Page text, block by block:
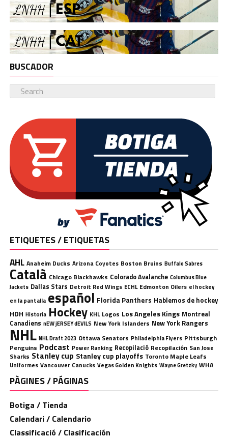
BUSCADOR
ETIQUETES / ETIQUETAS
AHL Anaheim Ducks Arizona Coyotes Boston Bruins Buffalo Sabres
Català Chicago Blackhawks Colorado Avalanche Columbus Blue
Jackets Dallas Stars Detroit Red Wings ECHL Edmonton Oilers el hockey
en la pantalla español Florida Panthers Hablemos de hockey
HDH Historia Hockey KHL Logos Los Angeles Kings Montreal
Canadiens nEW jERSEY dEVILS New York Islanders New York Rangers
NHL NHL Draft 2023 Ottawa Senators Philadelphia Flyers Pittsburgh
Penguins Podcast Power Ranking Recopilació Recopilación San Jose
Sharks Stanley cup Stanley cup playoffs Toronto Maple Leafs
Uniformes Vancouver Canucks Vegas Golden Knights Wayne Gretzky WHA
PÀGINES / PÁGINAS
Botiga / Tienda
Calendari / Calendario
Classificació / Clasificación